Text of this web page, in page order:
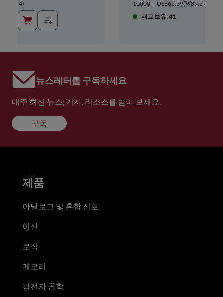
) 10000+ US$62.39(₩89,274
재고 보유: 41
뉴스레터를 구독하세요
매주 최신 뉴스, 기사, 리소스를 받아 보세요.
구독
제품
아날로그 및 혼합 신호
이산
로직
메모리
광전자 공학